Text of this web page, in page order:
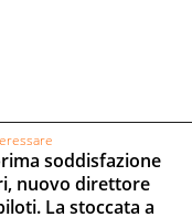
soddisfazione
nuovo direttore
La stoccata a